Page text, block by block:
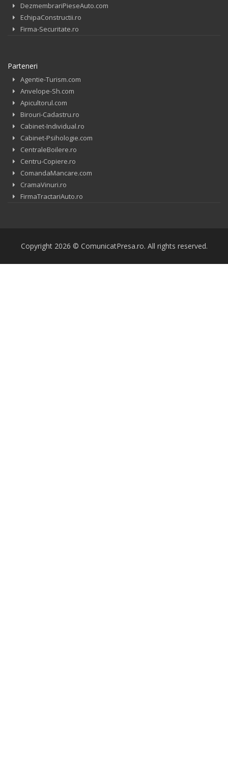
DezmembrariPieseAuto.com
EchipaConstructii.ro
Firma-Securitate.ro
Parteneri
Agentie-Turism.com
Anvelope-Sh.com
Apicultorul.com
Birouri-Cadastru.ro
Cabinet-Individual.ro
Cabinet-Psihologie.com
CentraleBoilere.ro
Centru-Copiere.ro
ComandaMancare.com
CramaVinuri.ro
FirmaTractariAuto.ro
Copyright 2026 © ComunicatPresa.ro. All rights reserved.